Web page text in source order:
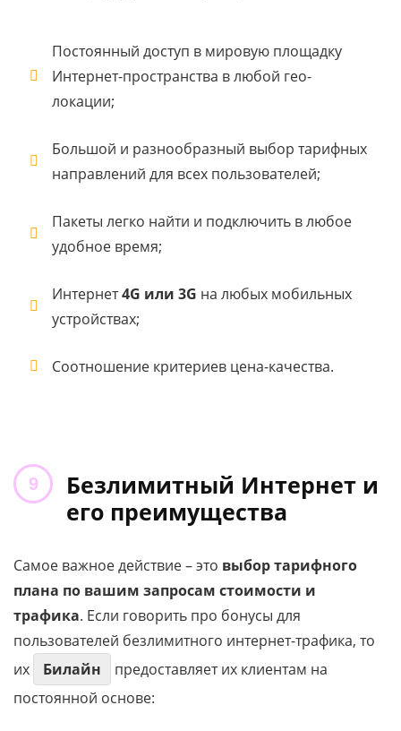
Постоянный доступ в мировую площадку
Интернет-пространства в любой гео-
локации;
Большой и разнообразный выбор тарифных
направлений для всех пользователей;
Пакеты легко найти и подключить в любое
удобное время;
Интернет4G или 3G на любых мобильных
устройствах;
Соотношение критериев цена-качества.
Безлимитный Интернет и
его преимущества
Самое важное действие – это выбор тарифного
плана по вашим запросам стоимости и
трафика. Если говорить про бонусы для
пользователей безлимитного интернет-трафика, то
их
Билайн
предоставляет их клиентам на
постоянной основе: